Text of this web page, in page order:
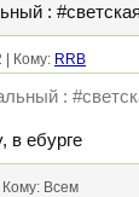
:
| Кому: RRB
:
в ебурге
Кому: Всем